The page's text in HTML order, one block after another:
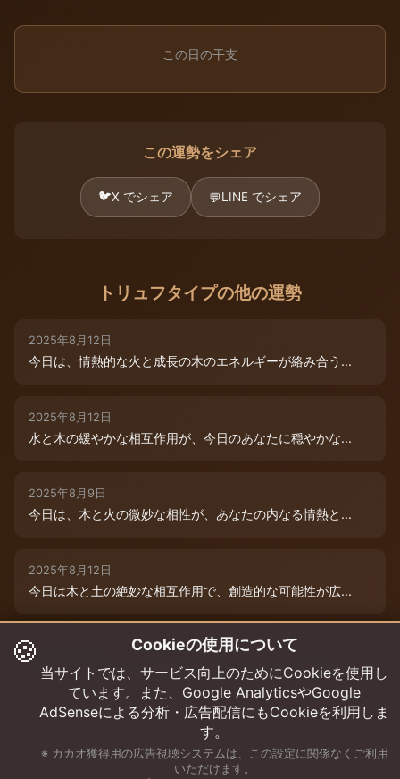
この日の干支
この運勢をシェア
🐦X でシェア 💬LINE でシェア
トリュフタイプの他の運勢
2025年8月12日
今日は、情熱的な火と成長の木のエネルギーが絡み合う...
2025年8月12日
水と木の緩やかな相互作用が、今日のあなたに穏やかな...
2025年8月9日
今日は、木と火の微妙な相性が、あなたの内なる情熱と...
2025年8月12日
今日は木と土の絶妙な相互作用で、創造的な可能性が広...
2025年8月12日
今日は、燃えるような情熱と成長のエネルギーに満ちた...
🍪 Cookieの使用について
当サイトでは、サービス向上のためにCookieを使用し
ています。また、Google AnalyticsやGoogle
AdSenseによる分析・広告配信にもCookieを利用しま
す。
※ カカオ獲得用の広告視聴システムは、この設定に関係なくご利用
いただけます。